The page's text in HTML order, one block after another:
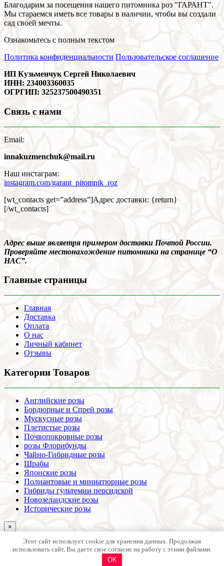
Благодарим за посещения нашего питомника роз "ГАРАНТ".
Мы стараемся иметь все товары в наличии, чтобы вы создали
сад своей мечты.
Ознакомьтесь с полным текстом
Политика конфиденциальности Пользовательское соглашение
ИП Кузьменчук Сергей Николаевич
ИНН: 234003360035
ОГРГИП: 325237500490351
Связь с нами
Email:
innakuzmenchuk@mail.ru
Наш инстаграм:
instagram.com/garant_pitomnik_roz
[wt_contacts get=”address”]Адрес доставки: {return}
[/wt_contacts]
Адрес выше являетря примером доставки Почтой России.
Проверяйте местонахождение питомника на странице “О
НАС”.
Главные страницы
Главная
Доставка
Оплата
О нас
Личный кабинет
Отзывы
Категории Товаров
Английские розы
Бордюрные и Спрей розы
Мускусные розы
Плетистые розы
Почвопокровные розы
розы Флорибунды
Чайно-Гибридные розы
Шрабы
Японские розы
Полиантовые и миниатюрные розы
Гибриды гультемии персидской
Новозеландские розы
Исторические розы
×
[/wt_locations]
В списке нет моего города (использовать данные головного
Этот сайт использует cookie для хранения данных. Продолжая
использовать сайт, Вы даете свое согласие на работу с этими файлами.
OK